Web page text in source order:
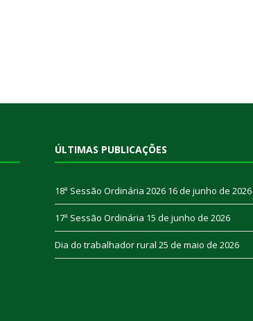
ÚLTIMAS PUBLICAÇÕES
18ª Sessão Ordinária 2026 16 de junho de 2026
17ª Sessão Ordinária 15 de junho de 2026
Dia do trabalhador rural 25 de maio de 2026